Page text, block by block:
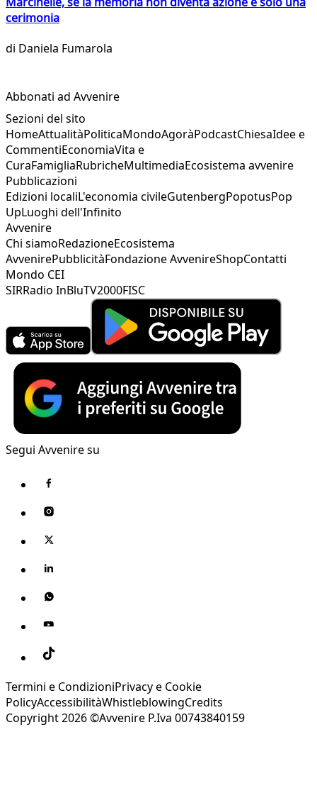
cerimonia
di Daniela Fumarola
Abbonati ad Avvenire
Sezioni del sito
HomeAttualitàPoliticaMondoAgoràPodcastChiesaIdee e
CommentiEconomiaVita e
CuraFamigliaRubricheMultimediaEcosistema avvenire
Pubblicazioni
Edizioni localiL'economia civileGutenbergPopotusPop
UpLuoghi dell'Infinito
Avvenire
Chi siamoRedazioneEcosistema
AvvenirePubblicitàFondazione AvvenireShopContatti
Mondo CEI
SIRRadio InBluTV2000FISC
Segui Avvenire su
Termini e CondizioniPrivacy e Cookie
PolicyAccessibilitàWhistleblowingCredits
Copyright 2026 ©Avvenire P.Iva 00743840159